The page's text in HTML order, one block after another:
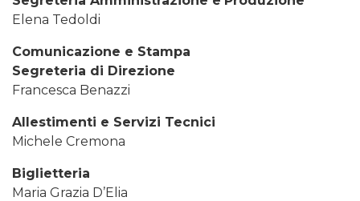
Elena Tedoldi
Comunicazione e Stampa
Segreteria di Direzione
Francesca Benazzi
Allestimenti e Servizi Tecnici
Michele Cremona
Biglietteria
Maria Grazia D’Elia